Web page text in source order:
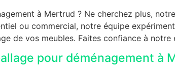
à Mertrud ? Ne cherchez plus,
ou commercial, notre équipe
de vos meubles. Faites confiance à
pour déménagement à